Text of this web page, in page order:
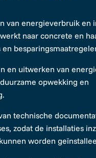
van energieverbruik en
naar concrete en
en uitwerken van
opwekking en
technische
zodat de installaties
worden